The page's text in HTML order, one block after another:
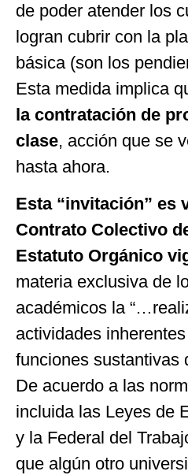
de poder atender los
logran cubrir con la
básica (son los
Esta medida implica
la contratación de
clase, acción que se
hasta ahora.
Esta “invitación” es
Contrato Colectivo
Estatuto Orgánico
materia exclusiva de
académicos la
actividades
funciones sustantivas
De acuerdo a las
incluida las Leyes de
y la Federal del
que algún otro